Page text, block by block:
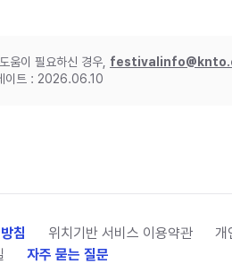
움이 필요하신 경우,
이트 : 2026.06.10
침 위치기반 서비스 이용약관 개
자주 묻는 질문